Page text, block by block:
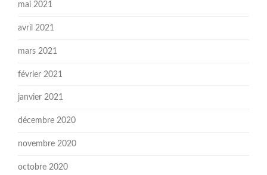
mai 2021
avril 2021
mars 2021
février 2021
janvier 2021
décembre 2020
novembre 2020
octobre 2020